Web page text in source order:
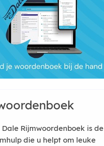
Dale Rijmwoordenboek is de
die u helpt om leuke